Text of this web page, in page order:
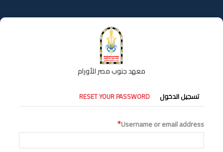
إلى
المحتوى
معهد جنوب مصر للأورام
التبويبات
الأساسية
تسجيل الدخول RESET YOUR PASSWORD
Username or email address